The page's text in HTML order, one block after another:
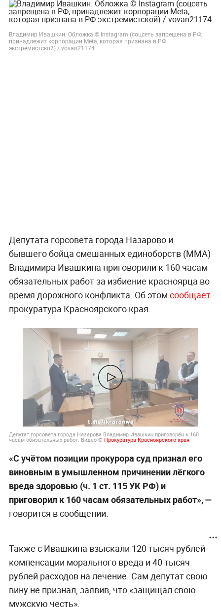
Владимир Ивашкин. Обложка © Instagram (соцсеть запрещена в РФ;
принадлежит корпорации Meta, которая признана в РФ
экстремистской) / vovan21174
Депутата горсовета города Назарово и
бывшего бойца смешанных единоборств (MMA)
Владимира Ивашкина приговорили к 160 часам
обязательных работ за избиение красноярца во
время дорожного конфликта. Об этом сообщает
прокуратура Красноярского края.
Депутат горсовета города Назарова Владимир Ивашкин приговорён к 160
часам обязательных работ. Видео © Прокуратура Красноярского края
«С учётом позиции прокурора суд признал его
виновным в умышленном причинении лёгкого
вреда здоровью (ч. 1 ст. 115 УК РФ) и
приговорил к 160 часам обязательных работ», —
говорится в сообщении.
Также с Ивашкина взыскали 120 тысяч рублей
компенсации морального вреда и 40 тысяч
рублей расходов на лечение. Сам депутат свою
вину не признал, заявив, что «защищал свою
мужскую честь».